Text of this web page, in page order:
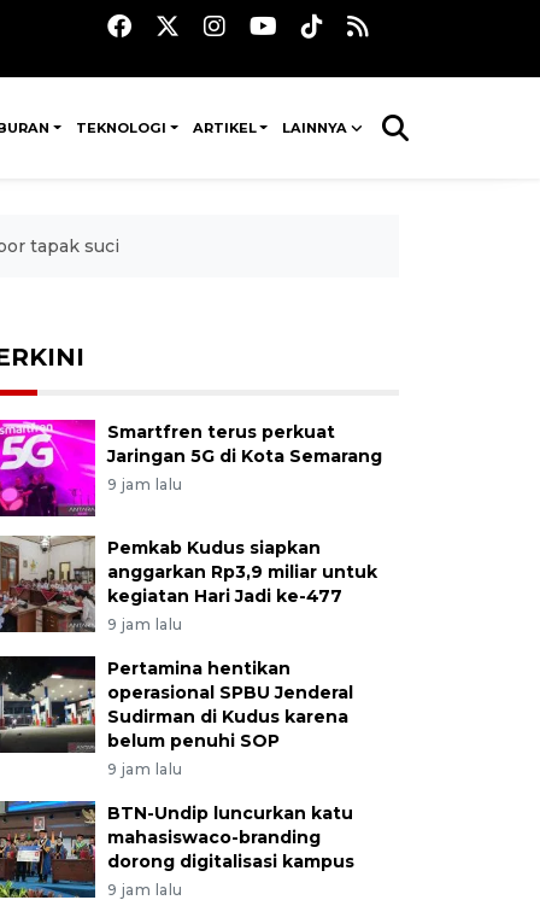
TEKNOLOGI ARTIKEL LAINNYA
tapak suci
Smartfren terus perkuat
Jaringan 5G di Kota Semarang
9 jam lalu
Pemkab Kudus siapkan
anggarkan Rp3,9 miliar untuk
kegiatan Hari Jadi ke-477
9 jam lalu
Pertamina hentikan
operasional SPBU Jenderal
Sudirman di Kudus karena
belum penuhi SOP
9 jam lalu
BTN-Undip luncurkan katu
mahasiswaco-branding
dorong digitalisasi kampus
9 jam lalu